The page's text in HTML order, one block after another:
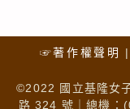
☞著作權聲明
©2022 國立基隆女
路 324 號｜總機